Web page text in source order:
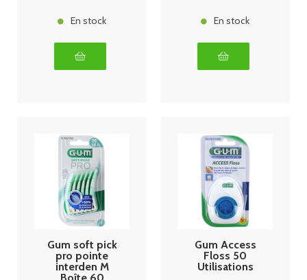
En stock En stock
Gum soft pick
pro pointe
interden M
Boîte 60
Gum Access
Floss 50
Utilisations